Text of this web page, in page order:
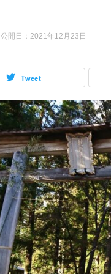
公開日： 2021年12月23日
Tweet